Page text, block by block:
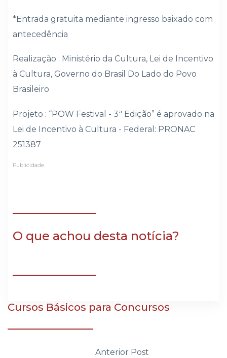
*Entrada gratuita mediante ingresso baixado com
antecedência
Realização : Ministério da Cultura, Lei de Incentivo
à Cultura, Governo do Brasil Do Lado do Povo
Brasileiro
Projeto : “POW Festival - 3ª Edição” é aprovado na
Lei de Incentivo à Cultura - Federal: PRONAC
251387
Publicidade
O que achou desta notícia?
Cursos Básicos para Concursos
Anterior Post